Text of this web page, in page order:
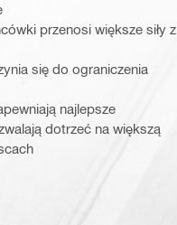
przenosi większe siły z
się do ograniczenia
najlepsze
dotrzeć na większą